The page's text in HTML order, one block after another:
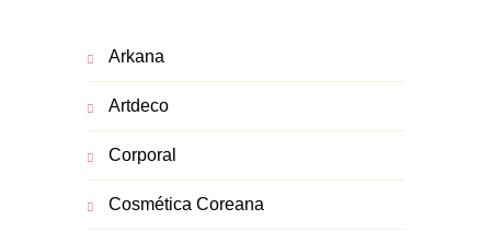
Arkana
Artdeco
Corporal
Cosmética Coreana